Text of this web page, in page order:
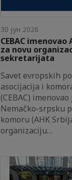
30 јун 2026
CEBAC imenovao
za novu
sekretarijata
Savet evropskih
asocijacija i
(CEBAC) imenovao
Nemačko-srpsku
komoru (AHK
organizaciju…